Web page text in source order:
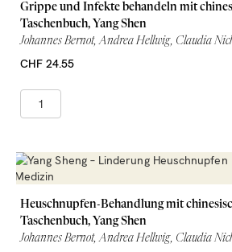
Grippe und Infekte behandeln mit
Taschenbuch, Yang Shen
Johannes Bernot, Andrea Hellwig, Claudia
CHF 24.55
Heuschnupfen-Behandlung mit
Taschenbuch, Yang Shen
Johannes Bernot, Andrea Hellwig, Claudia